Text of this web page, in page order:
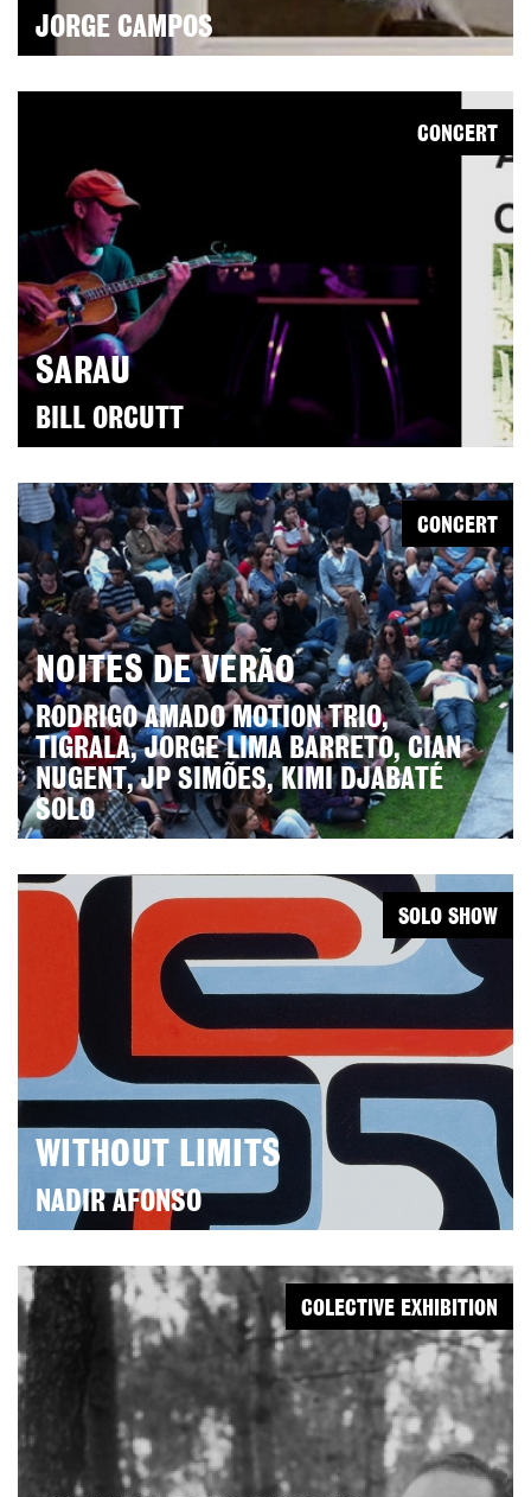
JORGE CAMPOS
SARAU
BILL ORCUTT
CONCERT
NOITES DE VERÃO
RODRIGO AMADO MOTION TRIO,
TIGRALA, JORGE LIMA BARRETO, CIAN
NUGENT, JP SIMÕES, KIMI DJABATÉ
SOLO
CONCERT
WITHOUT LIMITS
NADIR AFONSO
SOLO SHOW
COLECTIVE EXHIBITION